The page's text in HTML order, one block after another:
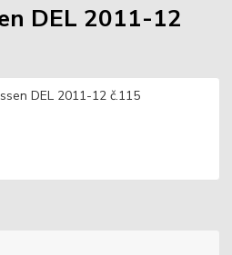
DEL 2011-12